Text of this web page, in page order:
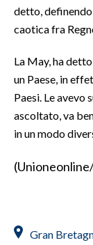
detto,
caotica fra
La May, ha
un Paese, in
Paesi. Le avevo
ascoltato, va
in un modo
Gran